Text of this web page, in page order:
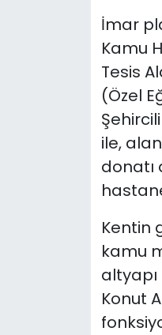
İmar
Kamu
Tesis
(Özel
ile,
donatı
Kentin
kamu
altyapı
Konut